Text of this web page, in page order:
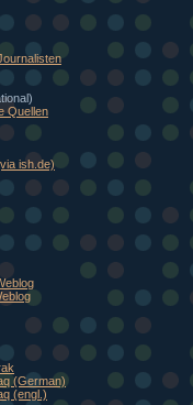
Quellen
ish.de)
(German)
(engl.)